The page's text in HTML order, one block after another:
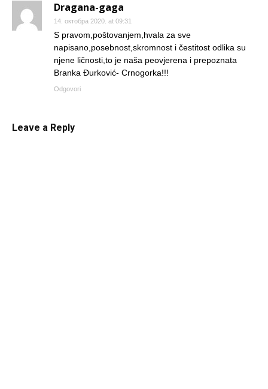
Dragana-gaga
14. октобра 2020. at 09:31
S pravom,poštovanjem,hvala za sve
napisano,posebnost,skromnost i čestitost odlika su
njene ličnosti,to je naša peovjerena i prepoznata
Branka Đurković- Crnogorka!!!
Odgovori
Leave a Reply